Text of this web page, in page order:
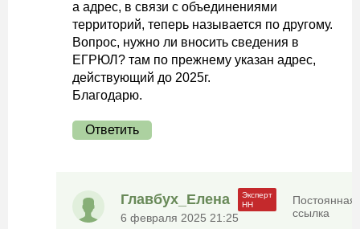
а адрес, в связи с объединениями
территорий, теперь называется по другому.
Вопрос, нужно ли вносить сведения в
ЕГРЮЛ? там по прежнему указан адрес,
действующий до 2025г.
Благодарю.
Ответить
Главбух_Елена
6 февраля 2025 21:25
Постоянная
ссылка